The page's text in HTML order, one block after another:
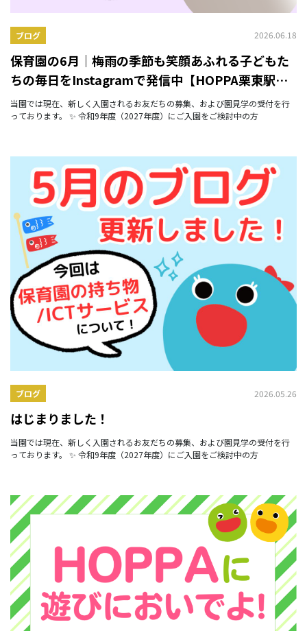
ブログ 2026.06.18
保育園の6月｜梅雨の季節も笑顔あふれる子どもた
ちの毎日をInstagramで発信中【HOPPA栗東駅前
園】
当園では現在、新しく入園されるお友だちの募集、および園見学の受付を行
っております。 ✨ 令和9年度（2027年度）にご入園をご検討中の方
ブログ 2026.05.26
はじまりました！
当園では現在、新しく入園されるお友だちの募集、および園見学の受付を行
っております。 ✨ 令和9年度（2027年度）にご入園をご検討中の方